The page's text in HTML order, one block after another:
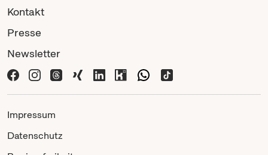
Kontakt
Presse
Newsletter
Impressum
Datenschutz